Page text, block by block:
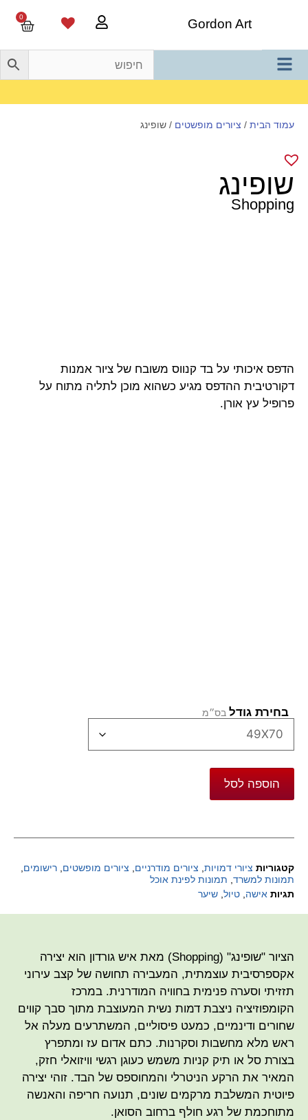
Gordon Art
0
עמוד הבית / ציורים מופשטים / שופינג
שופינג
Shopping
הדפס איכותי על בד קנווס משובח של ציור אמנות
דקורטיבית ההדפס מגיע כשהוא מוכן לתליה מתוח על
פרופיל עץ אורן.
בחירת גודל
הוספה לסל
קטגוריות ציורי דמויות, ציורים מודרניים, ציורים מופשטים, רישומים,
תמונות למשרד, תמונות לפינת אוכל
תגיות אישה, טיול, שיער
הציור "שופינג" (Shopping) מאת איש גורדון הוא יצירה
אקספרסיבית עוצמתית, המעבירה תחושה של קצב עירוני
תזזיתי וסערה פנימית בחוויה המודרנית. במרכז
הקומפוזיציה ניצבת דמות נשית המעוצבת מתוך סבך קווים
שחורים ודינמיים, כמעט פיסוליים, המשתרעים מעלה אל
ראש מלא מחשבות וסקרנות. כתם אדום עז ומתפרץ
בצורת סל או תיק קניות משמש כעוגן רגשי וויזואלי חזק,
המאיר את הרקע הניטרלי והמחוספס של הבד. זוהי יצירה
פיוטית המשלבת מרקמים שונים, תנועה חריפה והאנשה
מתוחכמת של רגע חולף ברחוב הסואן.